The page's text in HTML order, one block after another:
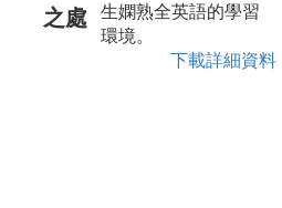
之處
生嫻熟全英語的學習
環境。
下載詳細資料